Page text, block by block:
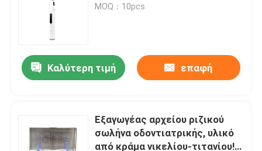
Αρχική Σελίδα
Σχετικά με εμάς
MOQ：10pcs
Καλύτερη τιμή επαφή
Εξαγωγέας αρχείου ριζικού
σωλήνα οδοντιατρικής, υλικό
από κράμα νικελίου-τιτανίου!